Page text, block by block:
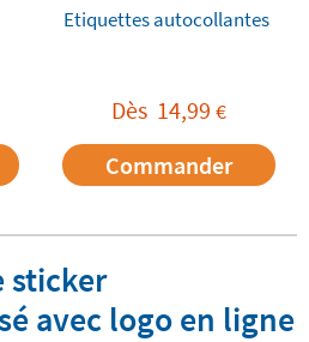
Etiquettes autocollantes
Dès 14,99 €
Commander
sticker
avec logo en ligne